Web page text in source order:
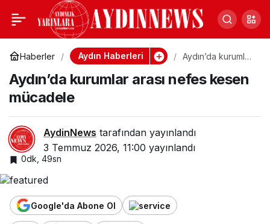
Haberler Aydın Haberleri
Aydın’da kurumlar
mücadele
Aydın’da kurumlar arası nefes kesen
mücadele
AydinNews tarafından yayınlandı
3 Temmuz 2026, 11:00 yayınlandı
0dk, 49sn
Google'da Abone Ol
Mavi Gök, Boeing 777 ile
Antalya Hattında
Kapasiteyi Yüzde 22
Artırdı
0 Paylaş